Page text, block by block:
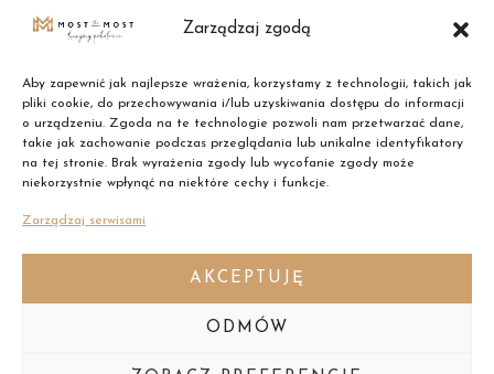
Zarządzaj zgodą
Aby zapewnić jak najlepsze wrażenia, korzystamy z technologii, takich jak
pliki cookie, do przechowywania i/lub uzyskiwania dostępu do informacji
o urządzeniu. Zgoda na te technologie pozwoli nam przetwarzać dane,
takie jak zachowanie podczas przeglądania lub unikalne identyfikatory
na tej stronie. Brak wyrażenia zgody lub wycofanie zgody może
niekorzystnie wpłynąć na niektóre cechy i funkcje.
Zarządzaj serwisami
AKCEPTUJĘ
ODMÓW
Fundacja Most the Most
00-801 Warszawa (BGK)
NIP: 7011002609
Copyright © 2021 Most the Most